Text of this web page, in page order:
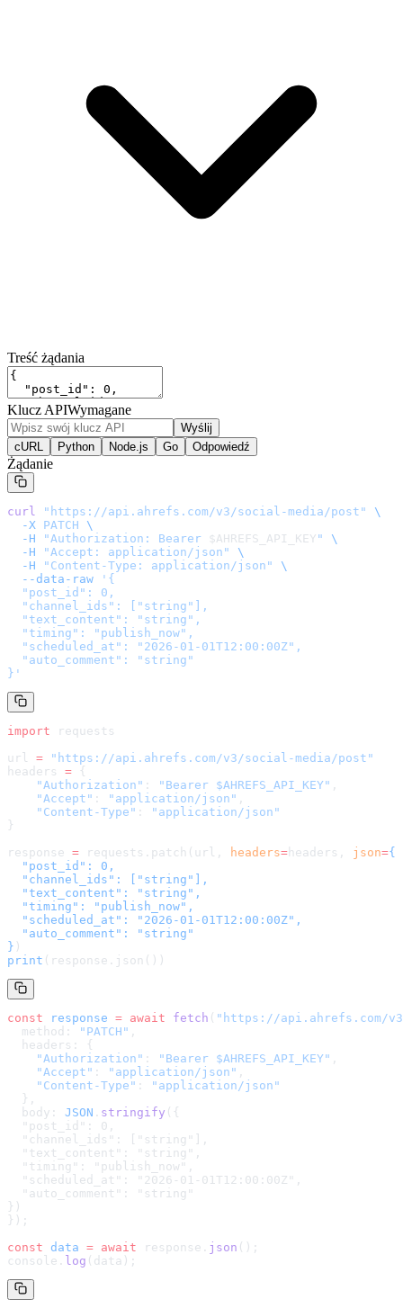
Treść żądania
Klucz APIWymagane
Wyślij
cURL
Python Node.js Go Odpowiedź
Żądanie
curl " https://api.ahrefs.com/v3/social-media/post "
\
  -X
PATCH \
  -H
"Authorization: Bearer $AHREFS_API_KEY "
\
  -H
"Accept: application/json"
\
  -H
"Content-Type: application/json"
\
  --data-raw
' {
  "post_id": 0,
  "channel_ids": ["string"],
  "text_content": "string",
  "timing": "publish_now",
  "scheduled_at": "2026-01-01T12:00:00Z",
  "auto_comment": "string"
} '
import requests
url = " https://api.ahrefs.com/v3/social-media/post "
headers = {
    "Authorization"
: "Bearer $AHREFS_API_KEY" ,
    "Accept"
: "application/json" ,
    "Content-Type"
:
"application/json"
}
response = requests.patch(url, headers= headers , json={
  "post_id": 0,
  "channel_ids": ["string"],
  "text_content": "string",
  "timing": "publish_now",
  "scheduled_at": "2026-01-01T12:00:00Z",
  "auto_comment": "string"
} )
print (response.json())
const response = await fetch ( " https://api.ahrefs.com/
  method:
"PATCH" ,
  headers: {
    "Authorization"
: "Bearer $AHREFS_API_KEY" ,
    "Accept"
: "application/json" ,
    "Content-Type"
:
"application/json"
  },
  body:
JSON . stringify ( {
  "post_id": 0,
  "channel_ids": ["string"],
  "text_content": "string",
  "timing": "publish_now",
  "scheduled_at": "2026-01-01T12:00:00Z",
  "auto_comment": "string"
} )
});
const data = await response. json ();
console. log (data);